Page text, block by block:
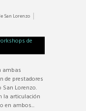
San Lorenzo
ambas
de prestadores
Lorenzo.
la articulación
en ambos...